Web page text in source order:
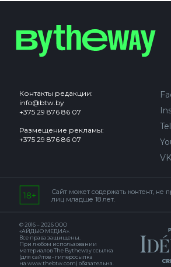
Контакты редакции:
info@btw.by
+375 29 876 86 07
Размещение рекламы:
+375 29 876 86 07
VK
Сайт может содержать контент, не
лиц младше 18 лет.
© 2016 – 2026 ООО
«АЙДЬЮ МЕДИА».
Все права защищены.
При любом использовании
материалов The Bytheway ссылка
(для сайтов - гиперссылка
на www.thebtw.com) обязательна.